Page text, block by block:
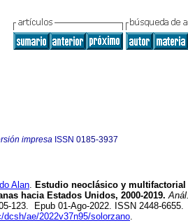
impresa ISSN 0185-3937
Alan. Estudio neoclásico y multifactorial
hacia Estados Unidos, 2000-2019.
123. Epub 01-Ago-2022. ISSN 2448-6655.
ae/2022v37n95/solorzano.